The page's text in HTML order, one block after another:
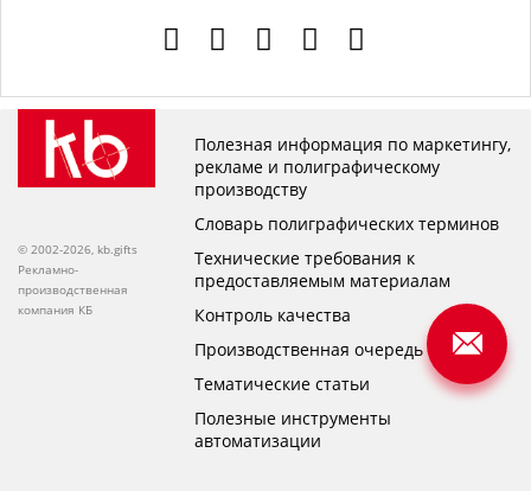
© 2002-2026, kb.gifts
Рекламно-
производственная
компания КБ
Полезная информация по маркетингу,
рекламе и полиграфическому
производству
Словарь полиграфических терминов
Технические требования к
предоставляемым материалам
Контроль качества
Производственная очередь
Тематические статьи
Полезные инструменты
автоматизации